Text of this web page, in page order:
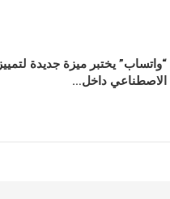
“واتساب” يختبر ميزة جديدة
الاصطناعي داخل…